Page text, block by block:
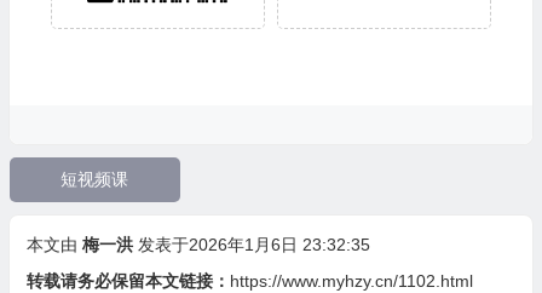
短视频课
本文由 梅一洪 发表于2026年1月6日 23:32:35
转载请务必保留本文链接： https://www.myhzy.cn/1102.html